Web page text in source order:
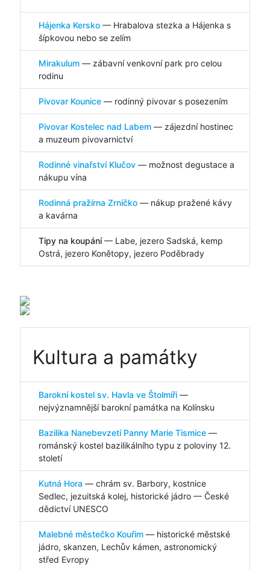
Hájenka Kersko— Hrabalova stezka a Hájenka s
šípkovou nebo se zelím
Mirakulum— zábavní venkovní park pro celou
rodinu
Pivovar Kounice— rodinný pivovar s posezením
Pivovar Kostelec nad Labem— zájezdní hostinec
a muzeum pivovarnictví
Rodinné vinařství Klučov— možnost degustace a
nákupu vína
Rodinná pražírna Zrníčko— nákup pražené kávy
a kavárna
Tipy na koupání— Labe, jezero Sadská, kemp
Ostrá, jezero Konětopy, jezero Poděbrady
Kultura a památky
Barokní kostel sv. Havla ve Štolmíři—
nejvýznamnější barokní památka na Kolínsku
Bazilika Nanebevzetí Panny Marie Tismice —
románský kostel bazilikálního typu z poloviny 12.
století
Kutná Hora — chrám sv. Barbory, kostnice
Sedlec, jezuitská kolej, historické jádro — České
dědictví UNESCO
Malebné městečko Kouřim— historické městské
jádro, skanzen, Lechův kámen, astronomický
střed Evropy